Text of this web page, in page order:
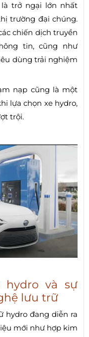
trở ngại lớn nhất
trường đại chúng.
chiến dịch truyền
tin, cũng như
dùng trải nghiệm
nạp cũng là một
lựa chọn xe hydro,
trội.
hydro và sự
lưu trữ
hydro đang diễn ra
mới như hợp kim